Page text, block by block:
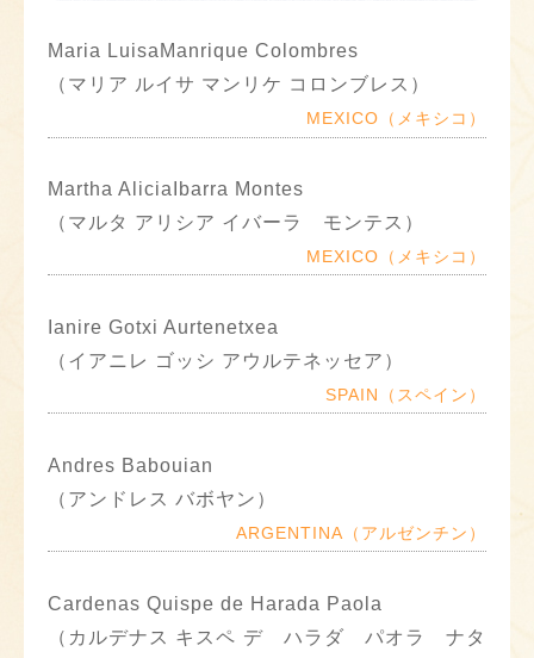
Maria LuisaManrique Colombres
（マリア ルイサ マンリケ コロンブレス）
MEXICO（メキシコ）
Martha AliciaIbarra Montes
（マルタ アリシア イバーラ モンテス）
MEXICO（メキシコ）
Ianire Gotxi Aurtenetxea
（イアニレ ゴッシ アウルテネッセア）
SPAIN（スペイン）
Andres Babouian
（アンドレス バボヤン）
ARGENTINA（アルゼンチン）
Cardenas Quispe de Harada Paola
（カルデナス キスペ デ ハラダ パオラ ナタ